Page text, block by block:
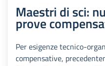
Maestri di sci:
prove
Per esigenze tecnico-
compensative,